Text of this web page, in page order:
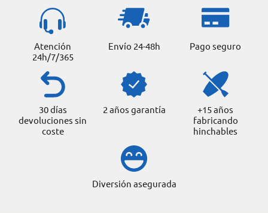
Atención
24h/7/365
Envío 24-48h Pago seguro
30 días
devoluciones sin
coste
2 años garantía
+15 años
fabricando
hinchables
Diversión asegurada